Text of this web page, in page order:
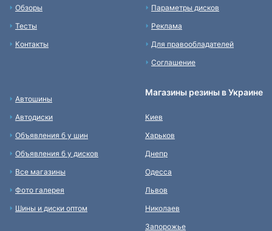
Обзоры
Тесты
Контакты
Параметры дисков
Реклама
Для правообладателей
Соглашение
Автошины
Автодиски
Объявления б у шин
Объявления б у дисков
Все магазины
Фото галерея
Шины и диски оптом
Магазины резины в Украине
Киев
Харьков
Днепр
Одесса
Львов
Николаев
Запорожье